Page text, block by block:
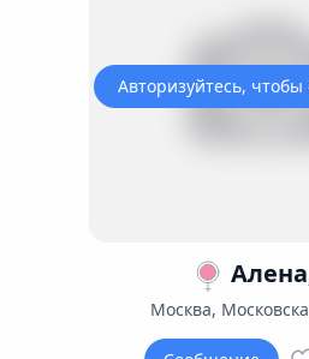
Авторизуйтесь,
Москва,